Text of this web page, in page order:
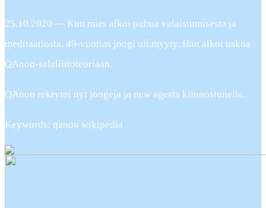
25.10.2020 — Kun mies alkoi puhua valaistumisesta ja
meditaatiosta, 49-vuotias joogi oli myyty. Hän alkoi uskoa
QAnon-salaliittoteoriaan.
QAnon rekrytoi nyt joogeja ja new agesta kiinnostuneita.
Keywords: qanon wikipedia